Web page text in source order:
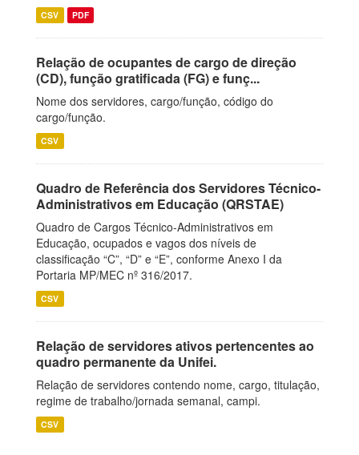
CSV PDF
Relação de ocupantes de cargo de direção
(CD), função gratificada (FG) e funç...
Nome dos servidores, cargo/função, código do
cargo/função.
CSV
Quadro de Referência dos Servidores Técnico-
Administrativos em Educação (QRSTAE)
Quadro de Cargos Técnico-Administrativos em
Educação, ocupados e vagos dos níveis de
classificação “C”, “D” e “E”, conforme Anexo I da
Portaria MP/MEC nº 316/2017.
CSV
Relação de servidores ativos pertencentes ao
quadro permanente da Unifei.
Relação de servidores contendo nome, cargo, titulação,
regime de trabalho/jornada semanal, campi.
CSV